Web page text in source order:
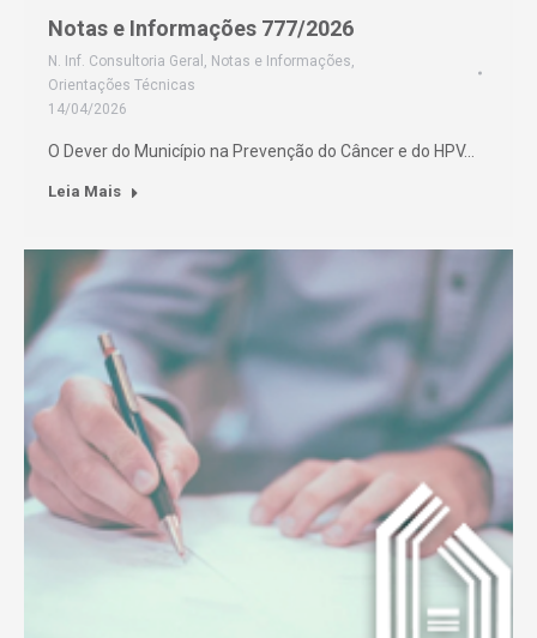
Notas e Informações 777/2026
N. Inf. Consultoria Geral , Notas e Informações,
Orientações Técnicas
14/04/2026
O Dever do Município na Prevenção do Câncer e do HPV…
Leia Mais